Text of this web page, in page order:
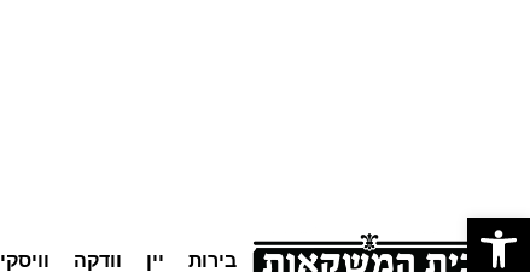
בירות יין וודקה וויסקי
פתח סרגל נגישות